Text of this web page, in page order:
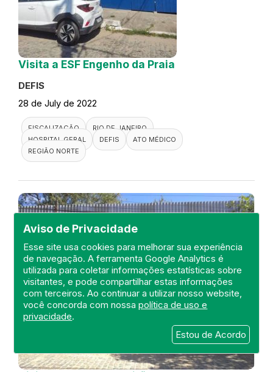
Aviso de Privacidade
Esse site usa cookies para melhorar sua experiência
de navegação. A ferramenta Google Analytics é
utilizada para coletar informações estatísticas sobre
visitantes, e pode compartilhar estas informações
com terceiros. Ao continuar a utilizar nosso website,
você concorda com nossapolítica de uso e
privacidade.
Estou de Acordo
Visita a ESF Engenho da Praia
DEFIS
28 de July de 2022
FISCALIZAÇÃO
RIO DE JANEIRO
HOSPITAL GERAL
DEFIS
ATO MÉDICO
REGIÃO NORTE